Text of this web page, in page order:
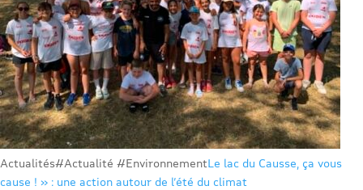
Actualités#Actualité #EnvironnementLe lac du Causse, ça vous
cause ! » : une action autour de l’été du climat